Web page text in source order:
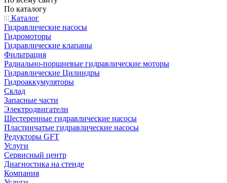
По каталогу
Каталог
Гидравлические насосы
Гидромоторы
Гидравлические клапаны
Фильтрация
Радиально-поршневые гидравлические моторы
Гидравлические Цилиндры
Гидроаккумуляторы
Склад
Запасные части
Электродвигатели
Шестеренные гидравлические насосы
Пластинчатые гидравлические насосы
Редукторы GFT
Услуги
Сервисный центр
Диагностика на стенде
Компания